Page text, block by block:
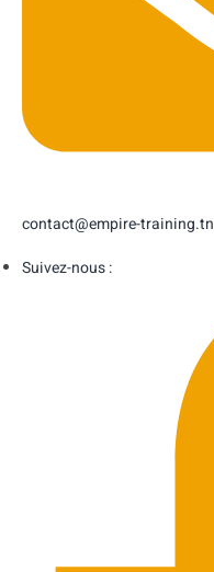
contact@empire-training.tn
Suivez-nous :